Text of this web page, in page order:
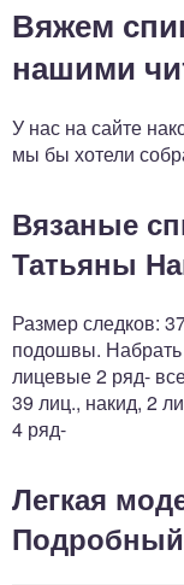
Вяжем
нашими
У нас на сайте
мы бы хотели
Вязаные
Татьяны
Размер следков:
подошвы. Набрать
лицевые 2 ряд-
39 лиц., накид, 2
4 ряд-
Легкая
Подробный